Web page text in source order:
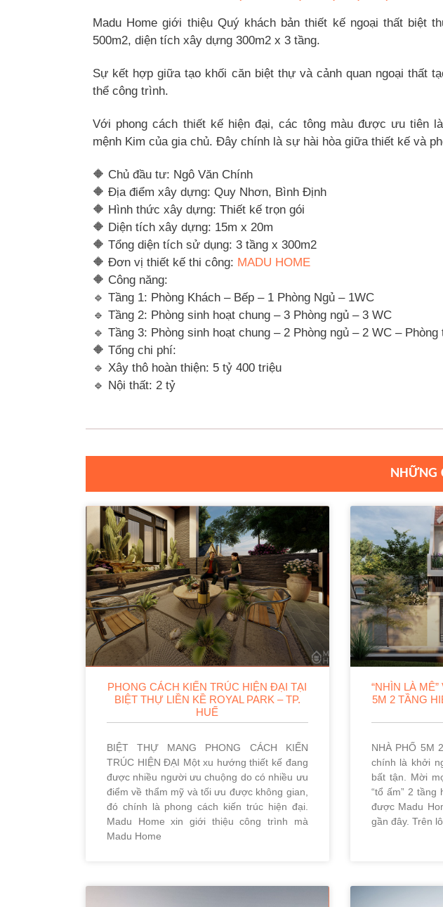
Madu Home giới thiệu Quý khách bản thiết kế ngoại thất biệt
500m2, diện tích xây dựng 300m2 x 3 tầng.
Sự kết hợp giữa tạo khối căn biệt thự và cảnh quan ngoại thất
thể công trình.
Với phong cách thiết kế hiện đại, các tông màu được ưu tiên
mệnh Kim của gia chủ. Đây chính là sự hài hòa giữa thiết kế và
🔶 Chủ đầu tư: Ngô Văn Chính
🔶 Địa điểm xây dựng: Quy Nhơn, Bình Định
🔶 Hình thức xây dựng: Thiết kế trọn gói
🔶 Diện tích xây dựng: 15m x 20m
🔶 Tổng diện tích sử dụng: 3 tầng x 300m2
🔶 Đơn vị thiết kế thi công: MADU HOME
🔶 Công năng:
🔹 Tầng 1: Phòng Khách – Bếp – 1 Phòng Ngủ – 1WC
🔹 Tầng 2: Phòng sinh hoạt chung – 3 Phòng ngủ – 3 WC
🔹 Tầng 3: Phòng sinh hoạt chung – 2 Phòng ngủ – 2 WC – Phòng
🔶 Tổng chi phí:
🔹 Xây thô hoàn thiện: 5 tỷ 400 triệu
🔹 Nội thất: 2 tỷ
NHỮNG
PHONG CÁCH KIẾN TRÚC HIỆN ĐẠI TẠI
BIỆT THỰ LIỀN KỀ ROYAL PARK – TP.
HUẾ
BIỆT THỰ MANG PHONG CÁCH KIẾN
TRÚC HIỆN ĐẠI Một xu hướng thiết kế đang
được nhiều người ưu chuộng do có nhiều ưu
điểm về thẩm mỹ và tối ưu được không gian,
đó chính là phong cách kiến trúc hiện đại.
Madu Home xin giới thiệu công trình mà
Madu Home
“NHÌN LÀ
5M 2 TẦNG
NHÀ PHỐ 5M
chính là khởi
bất tận. Mời
“tổ ấm” 2 tầng
được Madu
gần đây. Trên